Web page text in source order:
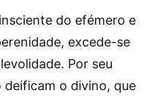
do efémero e
excede-se
Por seu
o divino, que